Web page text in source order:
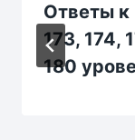
Ответы к
173, 174,
180